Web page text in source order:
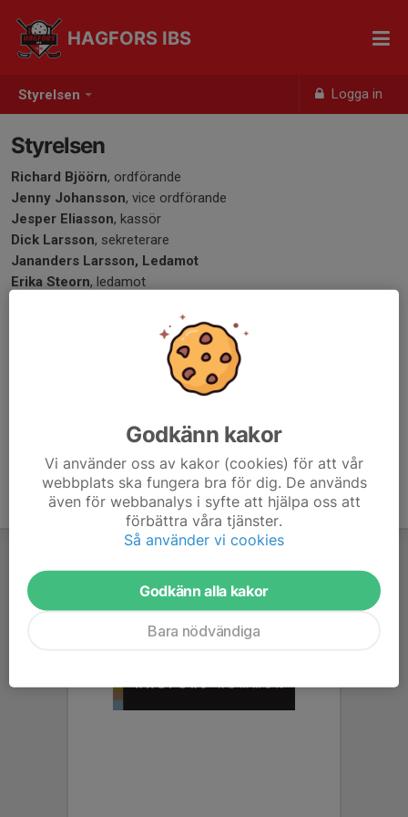
Styrelsen Logga in
HAGFORS IBS
Styrelsen
Richard Bjöörn, ordförande
Jenny Johansson, vice ordförande
Jesper Eliasson, kassör
Dick Larsson, sekreterare
Jananders Larsson, Ledamot
Erika Steorn, ledamot
suppleant
Godkänn kakor
Vi använder oss av kakor (cookies) för att vår
webbplats ska fungera bra för dig. De används
även för webbanalys i syfte att hjälpa oss att
förbättra våra tjänster.
Så använder vi cookies
Godkänn alla kakor
Bara nödvändiga